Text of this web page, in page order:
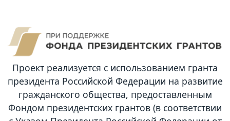
Проект реализуется с использованием гранта
президента Российской Федерации на развитие
гражданского общества, предоставленным
Фондом президентских грантов (в соответствии